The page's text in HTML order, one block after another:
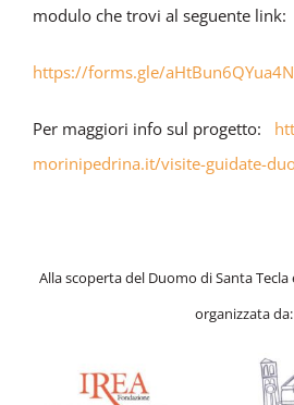
modulo che trovi al seguente link:
https://forms.gle/
Per maggiori info sul progetto:
morinipedrina.it/visite-guidate-
Alla scoperta del Duomo di Santa Tecla
organizzata da: